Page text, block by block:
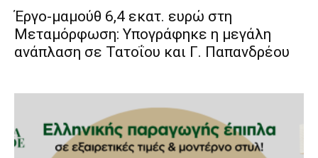
Έργο-μαμούθ 6,4 εκατ. ευρώ στη
Μεταμόρφωση: Υπογράφηκε η μεγάλη
ανάπλαση σε Τατοΐου και Γ. Παπανδρέου